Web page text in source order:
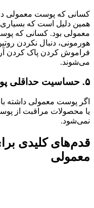
کسانی که پوست معمولی
همین دلیل است که بسیاری
معمولی بود. کسانی که
هورمونی، دنبال نکردن
فراموش کردن پاک کردن
می‌شوند.
۵. حساسیت حداقلی پوست
اگر پوست معمولی داشته
یا محصولات مراقبت از
نمی‌شود.
قدم‌های کلیدی
معمولی